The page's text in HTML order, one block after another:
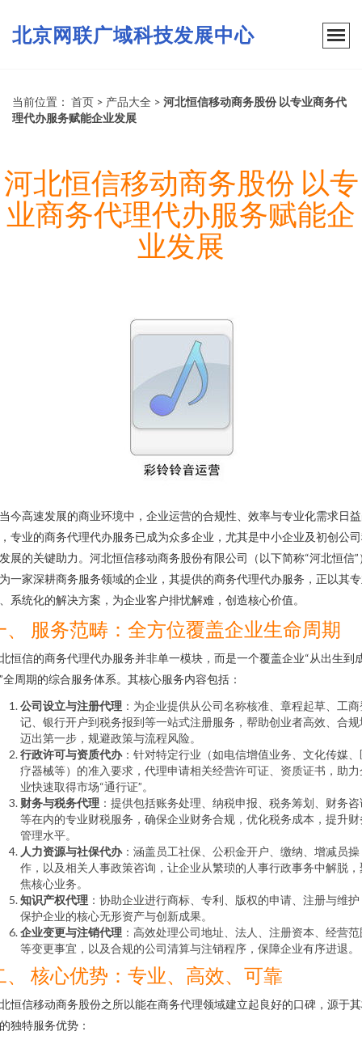
北京网联广域科技发展中心
当前位置： 首页 > 产品大全 > 河北恒信移动商务股份 以专业商务代
理代办服务赋能企业发展
河北恒信移动商务股份 以专
业商务代理代办服务赋能企
业发展
今高速发展的商业环境中，企业运营的合规性、效率与专业化需求日
专业的商务代理代办服务已成为众多企业，尤其是中小企业及初创公
展的关键助力。河北恒信移动商务股份有限公司（以下简称“河北恒信”
一家深耕商务服务领域的企业，其提供的商务代理代办服务，正以其
系统化的解决方案，为企业客户排忧解难，创造核心价值。
、 服务范畴：全方位覆盖企业生命周期
恒信的商务代理代办服务并非单一模块，而是一个覆盖企业“从出生到
全周期的综合服务体系。其核心服务内容包括：
公司设立与注册代理 ：为企业提供从公司名称核准、章程起草、工
记、银行开户到税务报到等一站式注册服务，帮助创业者高效、合规
迈出第一步，规避政策与流程风险。
行政许可与资质代办：针对特定行业（如电信增值业务、文化传媒、
疗器械等）的准入要求，代理申请相关经营许可证、资质证书，助力
业快速取得市场“通行证”。
财务与税务代理 ：提供包括账务处理、纳税申报、税务筹划、财务咨
等在内的专业财税服务，确保企业财务合规，优化税务成本，提升财
管理水平。
人力资源与社保代办：涵盖员工社保、公积金开户、缴纳、增减员操
作，以及相关人事政策咨询，让企业从繁琐的人事行政事务中解脱，
焦核心业务。
知识产权代理 ：协助企业进行商标、专利、版权的申请、注册与维护
保护企业的核心无形资产与创新成果。
企业变更与注销代理 ：高效处理公司地址、法人、注册资本、经营
等变更事宜，以及合规的公司清算与注销程序，保障企业有序进退。
、 核心优势：专业、高效、可靠
恒信移动商务股份之所以能在商务代理领域建立起良好的口碑，源于
独特服务优势：